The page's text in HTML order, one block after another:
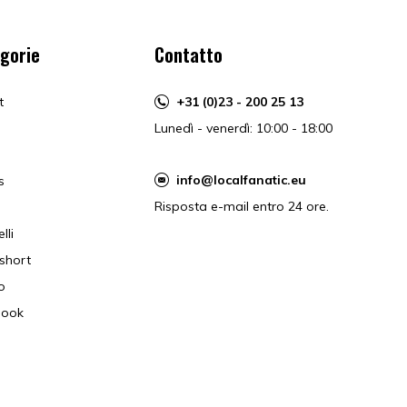
Contatto
+31 (0)23 - 200 25 13
Lunedì - venerdì: 10:00 - 18:00
info@localfanatic.eu
Risposta e-mail entro 24 ore.